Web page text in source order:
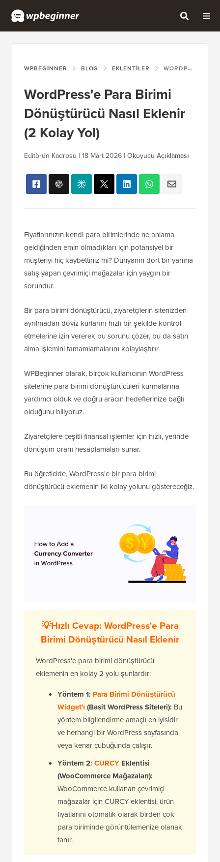
WPBEGINNER BLOG EKLENTILER WORDPRESS'E PARA BIRIMI DÖNÜŞTÜRÜCÜ NASIL EKLENIR (2 KOLAY YOL)
WordPress'e Para Birimi
Dönüştürücü Nasıl Eklenir
(2 Kolay Yol)
Editörün Kadrosu | 18 Mart 2026 | Okuyucu Açıklaması
Fiyatlarınızın kendi para birimlerinde ne anlama
geldiğinden emin olmadıkları için potansiyel bir
müşteriyi hiç kaybettiniz mi? Dünyanın dört bir yanına
satış yapan çevrimiçi mağazalar için yaygın bir
sorundur.
Bir para birimi dönüştürücü, ziyaretçilerin sitenizden
ayrılmadan döviz kurlarını hızlı bir şekilde kontrol
etmelerine izin vererek bu sorunu çözer, bu da satın
alma işlemini tamamlamalarını kolaylaştırır.
WPBeginner olarak, birçok kullanıcının WordPress
sitelerine para birimi dönüştürücüleri kurmalarına
yardımcı olduk ve doğru aracın hedeflerinize bağlı
olduğunu biliyoruz.
Ziyaretçilere çeşitli finansal işlemler için hızlı, yerinde
dönüşüm oranı hesaplamaları sunar.
Bu öğreticide, WordPress'e bir para birimi
dönüştürücü eklemenin iki kolay yolunu göstereceğiz.
💡Hızlı Cevap: WordPress'e Para
Birimi Dönüştürücü Nasıl Eklenir
WordPress'e para birimi dönüştürücü
eklemenin en kolay 2 yolu şunlardır:
Yöntem 1: Para Birimi Dönüştürücü
Widget'ı(Basit WordPress Siteleri): Bu
yöntem bilgilendirme amaçlı en iyisidir
ve herhangi bir WordPress sayfasında
veya kenar çubuğunda çalışır.
Yöntem 2: CURCY Eklentisi
(WooCommerce Mağazaları):
WooCommerce kullanan çevrimiçi
mağazalar için CURCY eklentisi, ürün
fiyatlarını otomatik olarak birden çok
para biriminde görüntülemenize olanak
tanır.